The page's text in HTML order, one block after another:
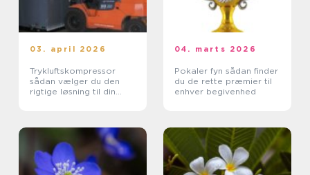
03. april 2026
Trykluftskompressor
sådan vælger du den
rigtige løsning til din
04. marts 2026
Pokaler fyn sådan finder
du de rette præmier til
enhver begivenhed